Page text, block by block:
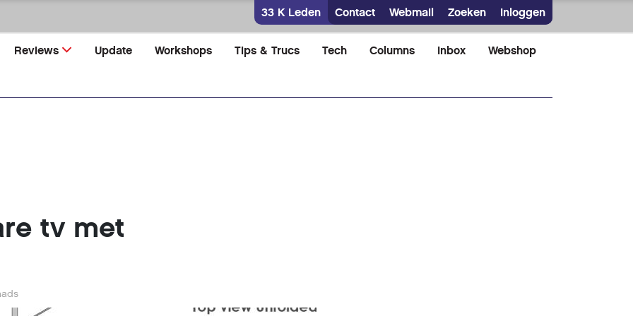
33 K Leden Contact Webmail Zoeken Inloggen
Reviews Update Workshops Tips & Trucs Tech Columns Inbox Webshop
tv met